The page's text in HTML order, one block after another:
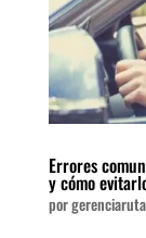
Errores
y cómo
por